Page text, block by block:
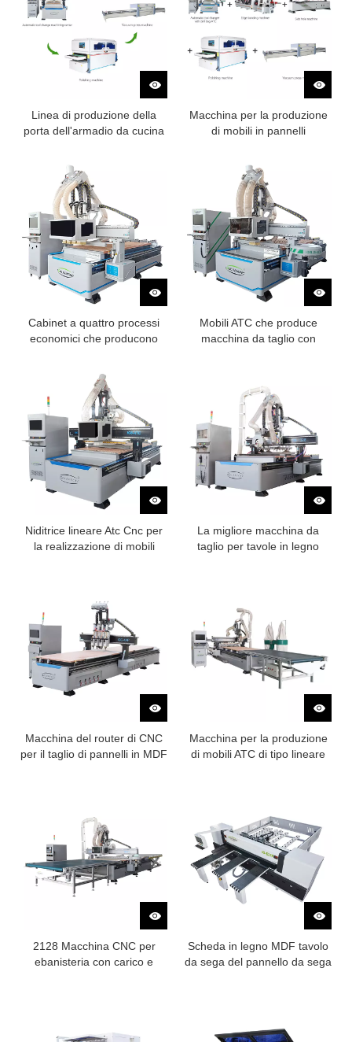
Linea di produzione della
porta dell'armadio da cucina
Macchina per la produzione
di mobili in pannelli
Cabinet a quattro processi
economici che producono
Mobili ATC che produce
macchina da taglio con
Niditrice lineare Atc Cnc per
la realizzazione di mobili
La migliore macchina da
taglio per tavole in legno
Macchina del router di CNC
per il taglio di pannelli in MDF
Macchina per la produzione
di mobili ATC di tipo lineare
2128 Macchina CNC per
ebanisteria con carico e
Scheda in legno MDF tavolo
da sega del pannello da sega